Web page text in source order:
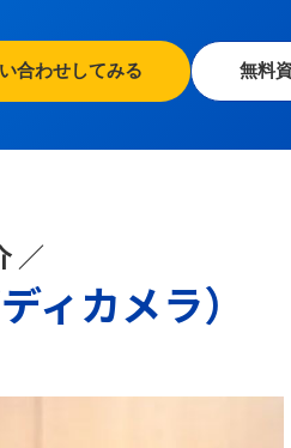
合わせしてみる 無料
／
ィカメラ）